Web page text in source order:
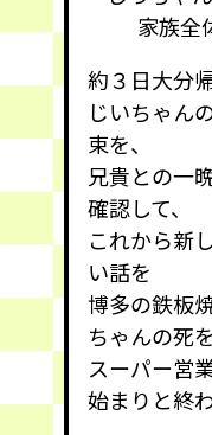
家族全
約３日大分
じいちゃん
束を、
兄貴との一
確認して、
これから新
い話を
博多の鉄板
ちゃんの死
スーパー営
始まりと終